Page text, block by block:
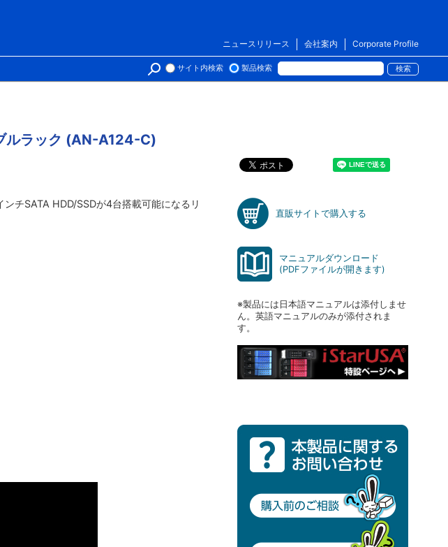
Corporate Profile
会社案内
ニュースリリース
サイト内検索 製品検索
ルラック (AN-A124-C)
チSATA HDD/SSDが4台搭載可能になるリ
直販サイトで購入する
マニュアルダウンロード
(PDFファイルが開きます)
※製品には日本語マニュアルは添付しませ
ん。英語マニュアルのみが添付されま
す。